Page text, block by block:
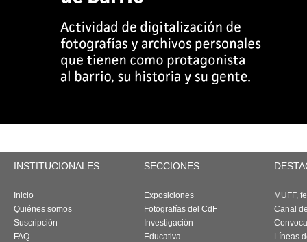
INSTITUCIONALES SECCIONES
Inicio
Quiénes somos
Suscripción
FAQ
Exposiciones
Fotografías del CdF
Investigación
Educativa
MUFF,
Canal
Líneas